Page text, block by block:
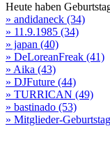
Heute haben
» andidaneck (34)
» 11.9.1985 (34)
» japan (40)
» DeLoreanFreak (41)
» Aika (43)
» DJFuture (44)
» TURRICAN (49)
» bastinado (53)
» Mitglieder-